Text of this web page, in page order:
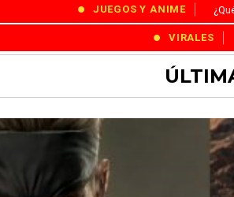
JUEGOS Y ANIME
VIRALES